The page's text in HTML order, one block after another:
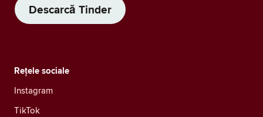
Descarcă Tinder
Rețele sociale
Instagram
TikTok